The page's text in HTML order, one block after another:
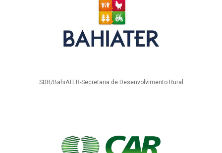
SDR/BahiATER-Secretaria de Desenvolvimento Rural